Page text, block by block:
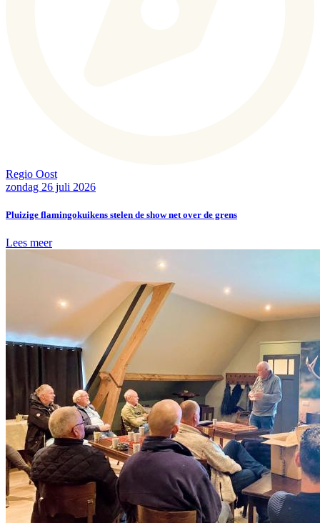
Regio Oost
zondag 26 juli 2026
Pluizige flamingokuikens stelen de show net over de grens
Lees meer